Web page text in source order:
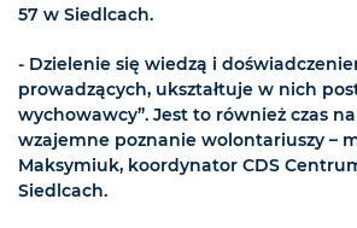
57 w Siedlcach.
- Dzielenie się wiedzą i
prowadzących, ukształtuje w nich
wychowawcy”. Jest to również czas
wzajemne poznanie wolontariuszy –
Maksymiuk, koordynator CDS
Siedlcach.